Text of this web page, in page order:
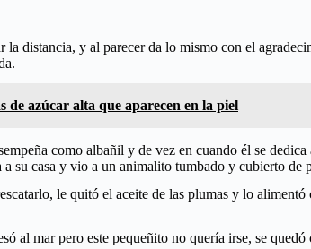
distancia, y al parecer da lo mismo con el
de azúcar alta que aparecen en la piel
como albañil y de vez en cuando él se
a su casa y vio a un animalito tumbado y cubierto de
le quitó el aceite de las plumas y lo
al mar pero este pequeñito no quería irse, se